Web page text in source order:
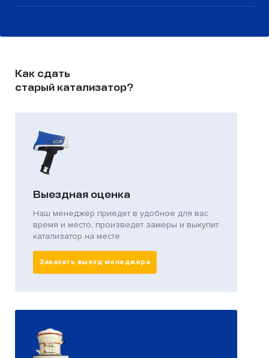
Как сдать
старый катализатор?
Выездная оценка
Наш менеджер приедет в удобное для вас
время и место, произведет замеры и выкупит
катализатор на месте.
Заказать выезд менеджера